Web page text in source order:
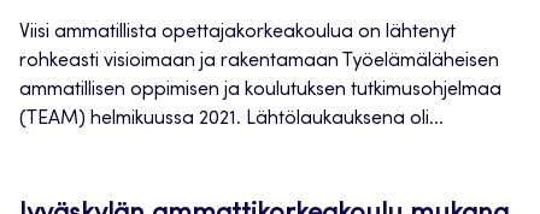
Viisi ammatillista opettajakorkeakoulua on lähtenyt
rohkeasti visioimaan ja rakentamaan Työelämäläheisen
ammatillisen oppimisen ja koulutuksen tutkimusohjelmaa
(TEAM) helmikuussa 2021. Lähtölaukauksena oli...